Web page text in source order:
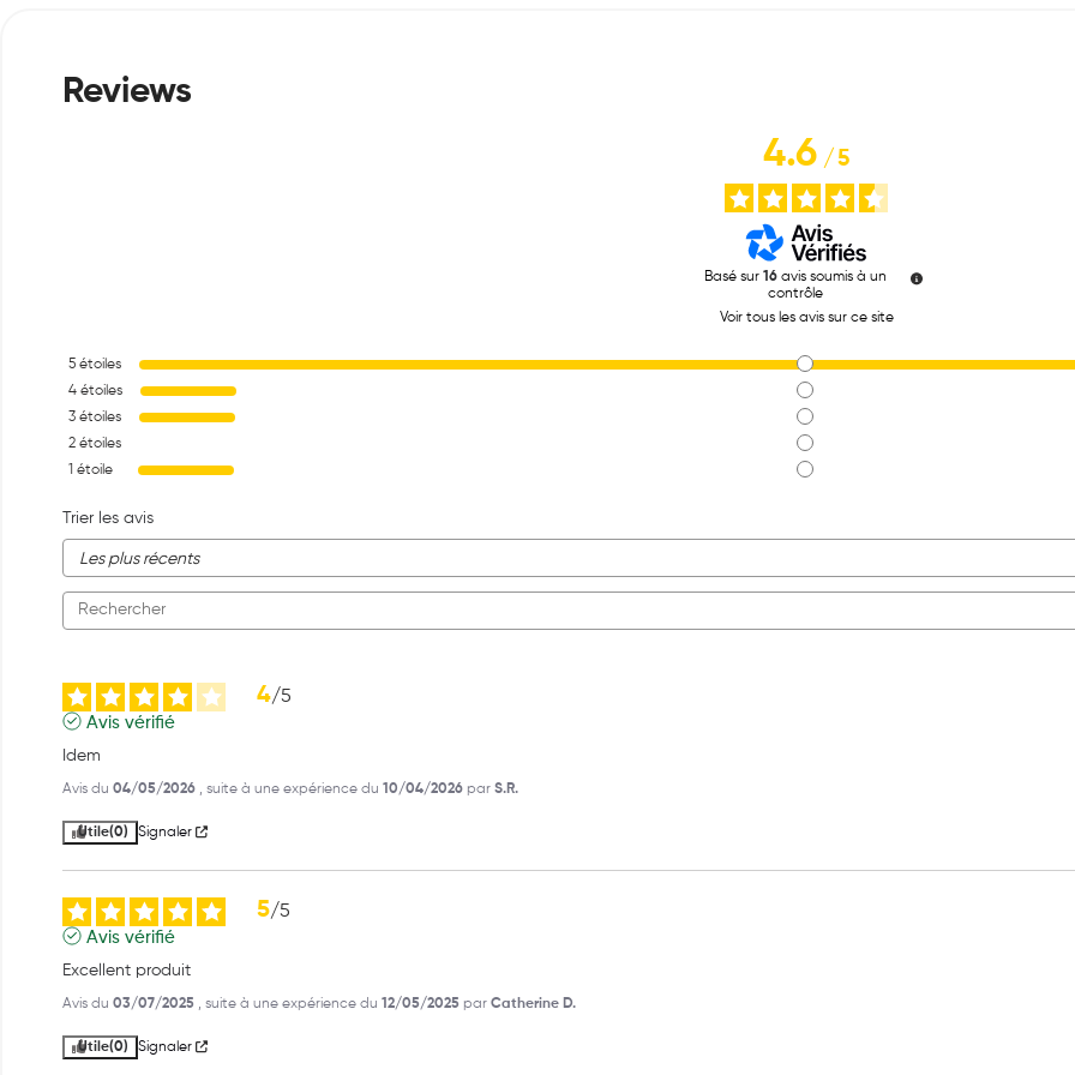
4.6/5
Basé sur 16 avis soumis à un
contrôle
Voir tous les avis sur ce site
5 étoiles
4 étoiles
3 étoiles
2 étoiles
1 étoile
Trier les avis
4/5
Avis vérifié
Idem
Avis du 04/05/2026 , suite à une expérience du 10/04/2026 par S.R.
Utile(0) Signaler
5/5
Avis vérifié
Excellent produit
Avis du 03/07/2025 , suite à une expérience du 12/05/2025 par Catherine D.
Utile(0) Signaler